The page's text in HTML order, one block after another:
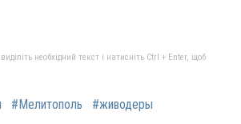
необхідний текст і натисніть Ctrl + Enter, щоб
#Мелитополь #живодеры